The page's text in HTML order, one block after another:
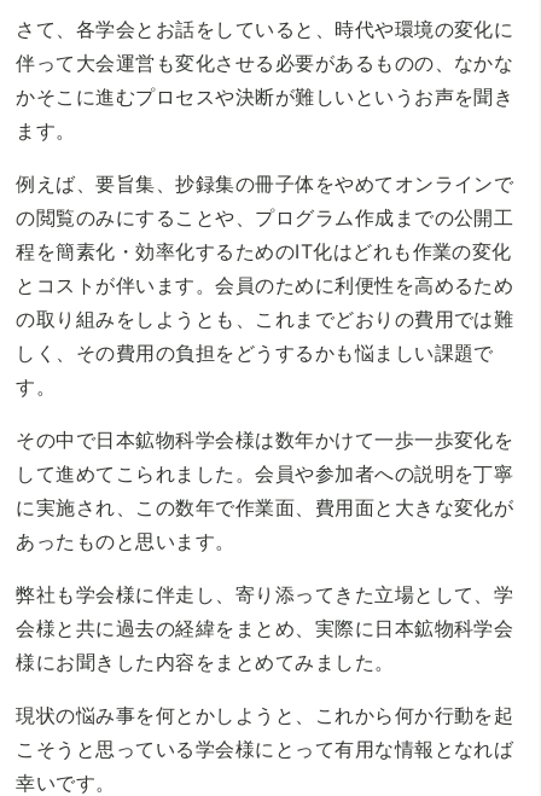
さて、各学会とお話をしていると、時代や環境の変化に
伴って大会運営も変化させる必要があるものの、なかな
かそこに進むプロセスや決断が難しいというお声を聞き
ます。
例えば、要旨集、抄録集の冊子体をやめてオンラインで
の閲覧のみにすることや、プログラム作成までの公開工
程を簡素化・効率化するためのIT化はどれも作業の変化
とコストが伴います。会員のために利便性を高めるため
の取り組みをしようとも、これまでどおりの費用では難
しく、その費用の負担をどうするかも悩ましい課題で
す。
その中で日本鉱物科学会様は数年かけて一歩一歩変化を
して進めてこられました。会員や参加者への説明を丁寧
に実施され、この数年で作業面、費用面と大きな変化が
あったものと思います。
弊社も学会様に伴走し、寄り添ってきた立場として、学
会様と共に過去の経緯をまとめ、実際に日本鉱物科学会
様にお聞きした内容をまとめてみました。
現状の悩み事を何とかしようと、これから何か行動を起
こそうと思っている学会様にとって有用な情報となれば
幸いです。